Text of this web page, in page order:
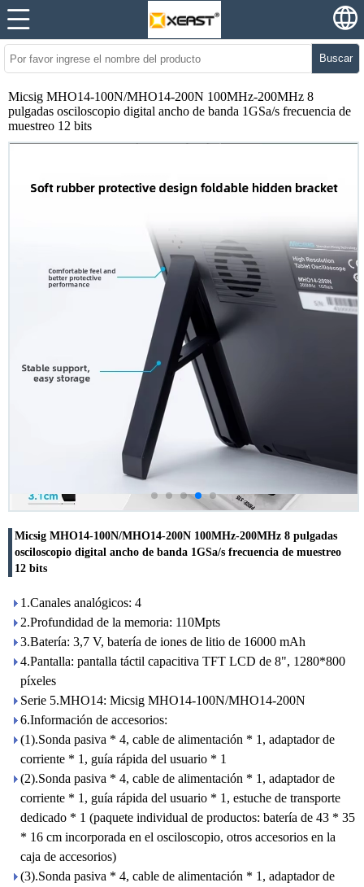
Buscar
Micsig MHO14-100N/MHO14-200N 100MHz-200MHz 8
pulgadas osciloscopio digital ancho de banda 1GSa/s frecuencia de
muestreo 12 bits
Micsig MHO14-100N/MHO14-200N 100MHz-200MHz 8 pulgadas
osciloscopio digital ancho de banda 1GSa/s frecuencia de muestreo
12 bits
1.Canales analógicos: 4
2.Profundidad de la memoria: 110Mpts
3.Batería: 3,7 V, batería de iones de litio de 16000 mAh
4.Pantalla: pantalla táctil capacitiva TFT LCD de 8", 1280*800
píxeles
Serie 5.MHO14: Micsig MHO14-100N/MHO14-200N
6.Información de accesorios:
(1).Sonda pasiva * 4, cable de alimentación * 1, adaptador de
corriente * 1, guía rápida del usuario * 1
(2).Sonda pasiva * 4, cable de alimentación * 1, adaptador de
corriente * 1, guía rápida del usuario * 1, estuche de transporte
dedicado * 1 (paquete individual de productos: batería de 43 * 35
* 16 cm incorporada en el osciloscopio, otros accesorios en la
caja de accesorios)
(3).Sonda pasiva * 4, cable de alimentación * 1, adaptador de